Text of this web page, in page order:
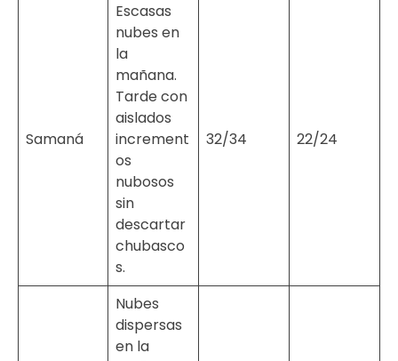
Samaná
Escasas
nubes en
la
mañana.
Tarde con
aislados
increment
os
nubosos
sin
descartar
chubasco
s.
32/34 22/24
Nubes
dispersas
en la